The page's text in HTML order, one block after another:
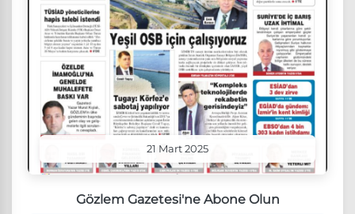
21 Mart 2025
Gözlem Gazetesi'ne Abone Olun